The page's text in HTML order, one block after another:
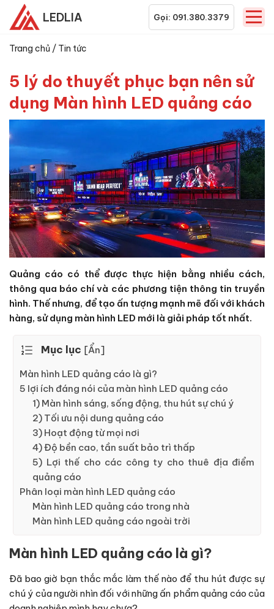
LEDLIA Gọi: 091.380.3379
Trang chủ / Tin tức
5 lý do thuyết phục bạn nên sử
dụng Màn hình LED quảng cáo
Quảng cáo có thể được thực hiện bằng nhiều cách,
thông qua báo chí và các phương tiện thông tin truyền
hình. Thế nhưng, để tạo ấn tượng mạnh mẽ đối với khách
hàng, sử dụng màn hình LED mới là giải pháp tốt nhất.
Mục lục [Ẩn]
Màn hình LED quảng cáo là gì?
5 lợi ích đáng nói của màn hình LED quảng cáo
1) Màn hình sáng, sống động, thu hút sự chú ý
2) Tối ưu nội dung quảng cáo
3) Hoạt động từ mọi nơi
4) Độ bền cao, tần suất bảo trì thấp
5) Lợi thế cho các công ty cho thuê địa điểm
quảng cáo
Phân loại màn hình LED quảng cáo
Màn hình LED quảng cáo trong nhà
Màn hình LED quảng cáo ngoài trời
Màn hình LED quảng cáo là gì?
Đã bao giờ bạn thắc mắc làm thế nào để thu hút được sự
chú ý của người nhìn đối với những ấn phẩm quảng cáo của